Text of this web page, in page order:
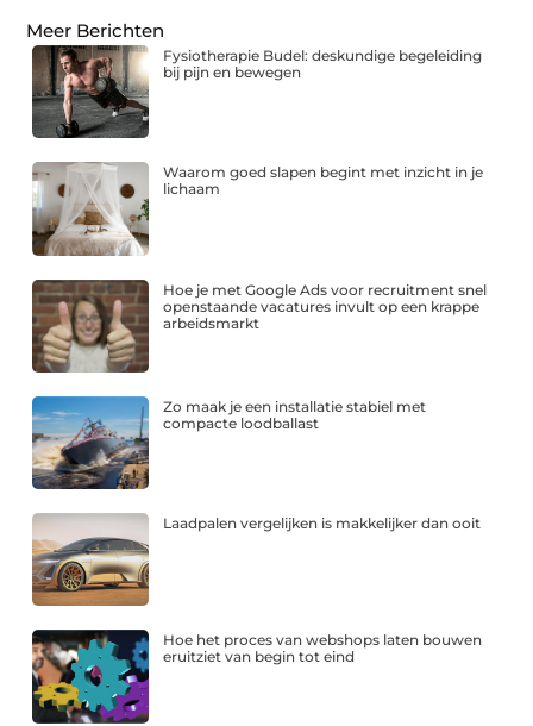
Meer Berichten
Fysiotherapie Budel: deskundige begeleiding
bij pijn en bewegen
Waarom goed slapen begint met inzicht in je
lichaam
Hoe je met Google Ads voor recruitment snel
openstaande vacatures invult op een krappe
arbeidsmarkt
Zo maak je een installatie stabiel met
compacte loodballast
Laadpalen vergelijken is makkelijker dan ooit
Hoe het proces van webshops laten bouwen
eruitziet van begin tot eind